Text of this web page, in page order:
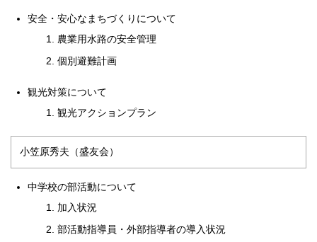
安全・安心なまちづくりについて
農業用水路の安全管理
個別避難計画
観光対策について
観光アクションプラン
小笠原秀夫（盛友会）
中学校の部活動について
加入状況
部活動指導員・外部指導者の導入状況